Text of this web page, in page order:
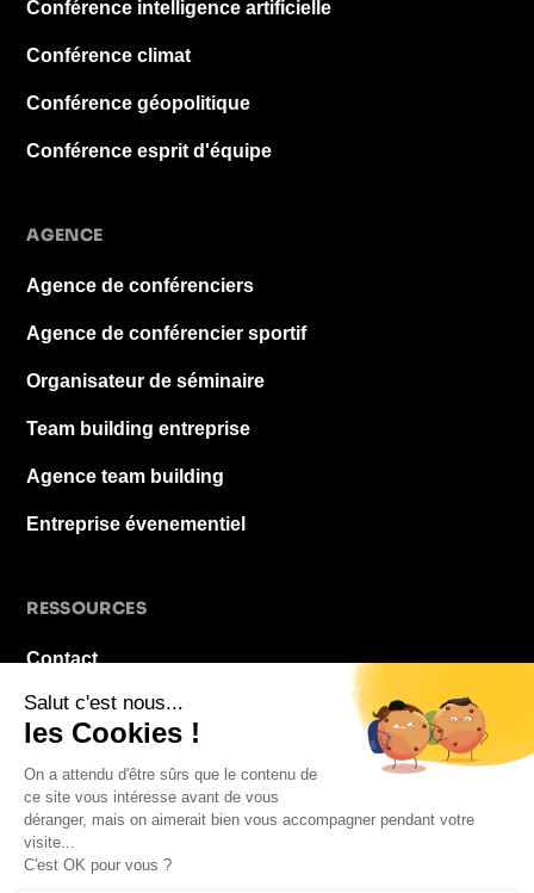
Conférence intelligence artificielle
Conférence climat
Conférence géopolitique
Conférence esprit d'équipe
AGENCE
Agence de conférenciers
Agence de conférencier sportif
Organisateur de séminaire
Team building entreprise
Agence team building
Entreprise évenementiel
RESSOURCES
Contact
À propos
FAQ